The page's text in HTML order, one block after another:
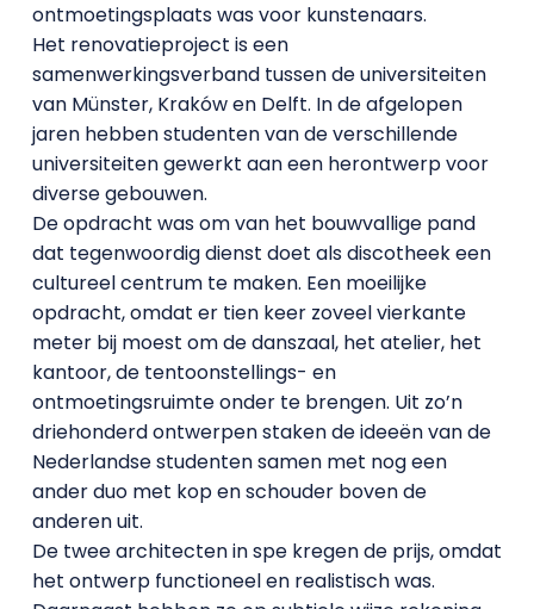
ontmoetingsplaats was voor kunstenaars.
Het renovatieproject is een
samenwerkingsverband tussen de universiteiten
van Münster, Kraków en Delft. In de afgelopen
jaren hebben studenten van de verschillende
universiteiten gewerkt aan een herontwerp voor
diverse gebouwen.
De opdracht was om van het bouwvallige pand
dat tegenwoordig dienst doet als discotheek een
cultureel centrum te maken. Een moeilijke
opdracht, omdat er tien keer zoveel vierkante
meter bij moest om de danszaal, het atelier, het
kantoor, de tentoonstellings- en
ontmoetingsruimte onder te brengen. Uit zo’n
driehonderd ontwerpen staken de ideeën van de
Nederlandse studenten samen met nog een
ander duo met kop en schouder boven de
anderen uit.
De twee architecten in spe kregen de prijs, omdat
het ontwerp functioneel en realistisch was.